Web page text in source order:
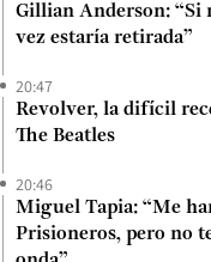
Gillian Anderson:
vez estaría retirada”
20:47
Revolver, la difícil
The Beatles
20:46
Miguel Tapia: “Me
Prisioneros, pero no